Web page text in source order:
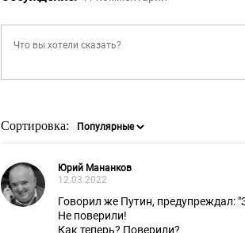
Сортировка:
Юрий Мананков
12.03.2022
Говорил же Путин, предупреждал:
Не поверили!
Как теперь? Поверили?